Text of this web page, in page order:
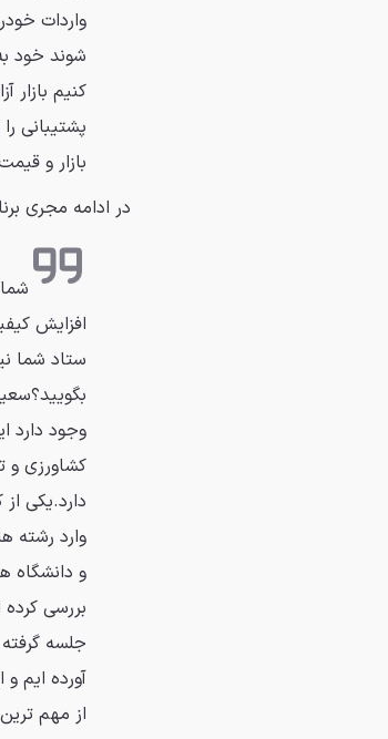
واردات
شوند خود
کنیم
پشتیبانی
بازار و
در ادامه مجری
افزایش
ستاد شما
وجود دارد
کشاورزی
دارد.یکی
وارد رشته
و دانشگاه
بررسی کرده
جلسه
آورده ایم
از مهم